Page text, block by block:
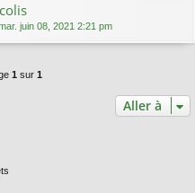
juin 08, 2021 2:21 pm
1 sur 1
Aller à